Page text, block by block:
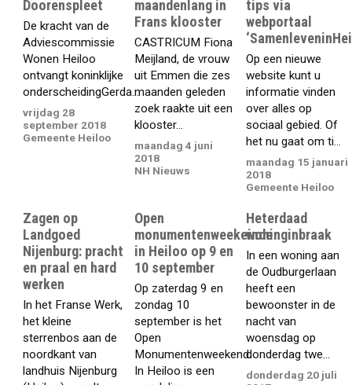
Doorenspleet
De kracht van de
Adviescommissie
Wonen Heiloo
ontvangt koninklijke
onderscheidingGerda...
vrijdag 28
september 2018
Gemeente Heiloo
maandenlang in
Frans klooster
CASTRICUM Fiona
Meijland, de vrouw
uit Emmen die zes
maanden geleden
zoek raakte uit een
klooster...
maandag 4 juni
2018
NH Nieuws
tips via
webportaal
Op een nieuwe
website kunt u
informatie vinden
over alles op
sociaal gebied. Of
het nu gaat om ti...
maandag 15 januari
2018
Gemeente Heiloo
Zagen op
Landgoed
Nijenburg: pracht
en praal en hard
werken
In het Franse Werk,
het kleine
sterrenbos aan de
noordkant van
landhuis Nijenburg
Open
monumentenweekeinde
in Heiloo op 9 en
10 september
Op zaterdag 9 en
zondag 10
september is het
Open
Monumentenweekend.
In Heiloo is een
Heterdaad
woninginbraak
In een woning aan
de Oudburgerlaan
heeft een
bewoonster in de
nacht van
woensdag op
donderdag twe...
donderdag 20 juli